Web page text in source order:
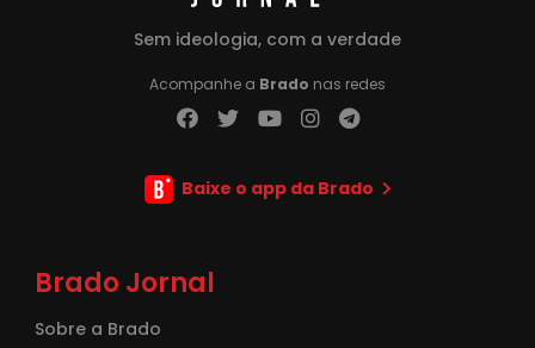
Sem ideologia, com a verdade
Acompanhe a Brado nas redes
Baixe o app da Brado
Brado Jornal
Sobre a Brado